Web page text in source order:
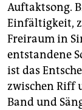
Auftaktsong.
Einfältigkeit,
Freiraum in
entstandene
ist das
zwischen Riff
Band und